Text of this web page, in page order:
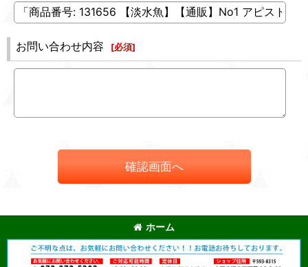
お問い合わせ内容 [必須]
確認画面へ
ホーム